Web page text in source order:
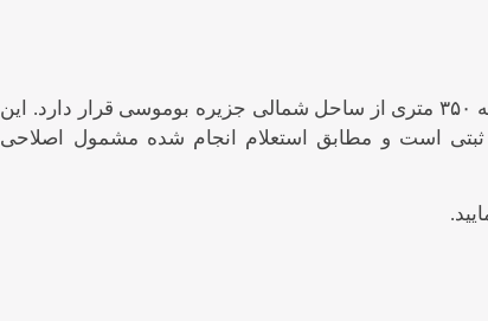
زمین مورد نظر به مساحت ۲۴ هزار و ۳۳۹ متر مربع در فاصله ۳۵۰ متری از ساحل شمالی جزیره بوموسی قرار دارد. این
است و مطابق استعلام انجام شده مشمول اصلاحی